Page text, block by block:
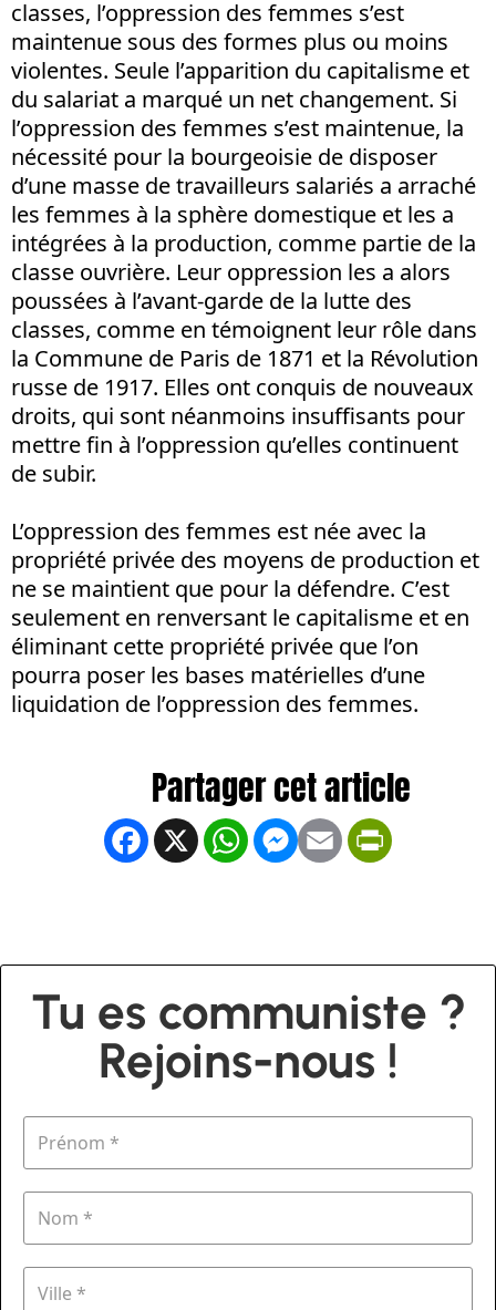
classes, l’oppression des femmes s’est
maintenue sous des formes plus ou moins
violentes. Seule l’apparition du capitalisme et
du salariat a marqué un net changement. Si
l’oppression des femmes s’est maintenue, la
nécessité pour la bourgeoisie de disposer
d’une masse de travailleurs salariés a arraché
les femmes à la sphère domestique et les a
intégrées à la production, comme partie de la
classe ouvrière. Leur oppression les a alors
poussées à l’avant-garde de la lutte des
classes, comme en témoignent leur rôle dans
la Commune de Paris de 1871 et la Révolution
russe de 1917. Elles ont conquis de nouveaux
droits, qui sont néanmoins insuffisants pour
mettre fin à l’oppression qu’elles continuent
de subir.
L’oppression des femmes est née avec la
propriété privée des moyens de production et
ne se maintient que pour la défendre. C’est
seulement en renversant le capitalisme et en
éliminant cette propriété privée que l’on
pourra poser les bases matérielles d’une
liquidation de l’oppression des femmes.
Facebook
X WhatsApp
Messenger
Email
Tu es communiste ?
Rejoins-nous !